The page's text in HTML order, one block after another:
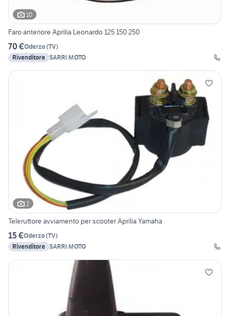
10
Faro anteriore Aprilia Leonardo 125 150 250
70 €Oderzo(TV)
Rivenditore SARRI MOTO
2
Teleruttore avviamento per scooter Aprilia Yamaha
15 €Oderzo(TV)
Rivenditore SARRI MOTO